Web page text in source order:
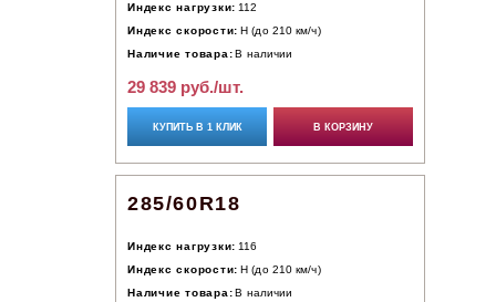
Индекс нагрузки: 112
Индекс скорости: H (до 210 км/ч)
Наличие товара: В наличии
29 839 руб./шт.
КУПИТЬ В 1 КЛИК В КОРЗИНУ
285/60R18
Индекс нагрузки: 116
Индекс скорости: H (до 210 км/ч)
Наличие товара: В наличии